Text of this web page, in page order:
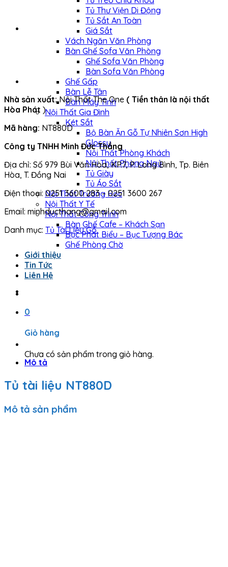
Tủ Thư Viện Di Động
Tủ Sắt An Toàn
Giá Sắt
Vách Ngăn Văn Phòng
Bàn Ghế Sofa Văn Phòng
Ghế Sofa Văn Phòng
Bàn Sofa Văn Phòng
Ghế Gấp
Bàn Lễ Tân
Bàn Máy Tính
Nội Thất Gia Đình
Két Sắt
Bộ Bàn Ăn Gỗ Tự Nhiên Sơn High
Glossy
Nội Thất Phòng Khách
Nội Thất Phòng Ngủ
Tủ Giày
Tủ Áo Sắt
Nội Thất Trường Học
Nội Thất Y Tế
Nội Thất Công Trình
Bàn Ghế Cafe – Khách Sạn
Bục Phát Biểu – Bục Tượng Bác
Ghế Phòng Chờ
Giới thiệu
Tin Tức
Liên Hệ
0
Giỏ hàng
Chưa có sản phẩm trong giỏ hàng.
Nhà sản xuất:Nội Thất The One ( Tiền thân là nội thất
Hòa Phát )
Mã hàng: NT880D
Công ty TNHH Minh Đức Thắng
Địa chỉ: Số 979 Bùi Văn Hòa, KP.7, P. Long Bình, Tp. Biên
Hòa, T. Đồng Nai
Điện thoại: 0251 3600 283 – 0251 3600 267
Email: minhducthang@gmail.com
Danh mục: Tủ Tài Liệu Gỗ
Mô tả
Tủ tài liệu NT880D
Mô tả sản phẩm